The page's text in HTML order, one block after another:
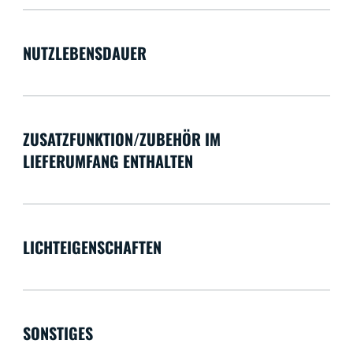
NUTZLEBENSDAUER
ZUSATZFUNKTION/ZUBEHÖR IM
LIEFERUMFANG ENTHALTEN
LICHTEIGENSCHAFTEN
SONSTIGES